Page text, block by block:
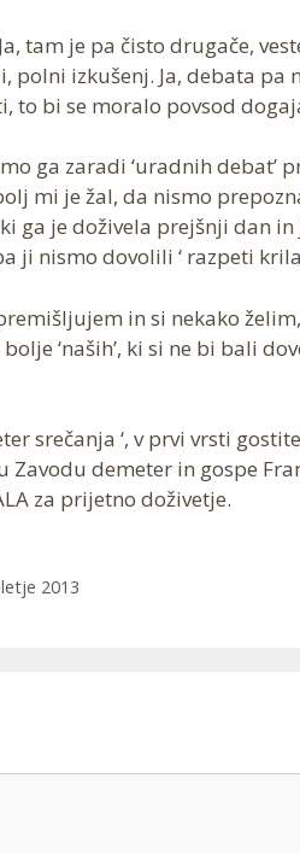
tam je pa čisto drugače,
polni izkušenj. Ja, debata pa
to bi se moralo povsod
ga zaradi ‘uradnih debat’
mi je žal, da nismo
ga je doživela prejšnji dan
ji nismo dovolili ‘ razpeti
in si nekako
bolje ‘naših’, ki si ne bi bali
srečanja ‘, v prvi vrsti
Zavodu demeter in gospe
za prijetno doživetje.
2013